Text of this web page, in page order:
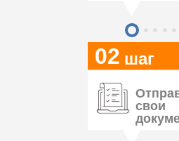
02 шаг
свои